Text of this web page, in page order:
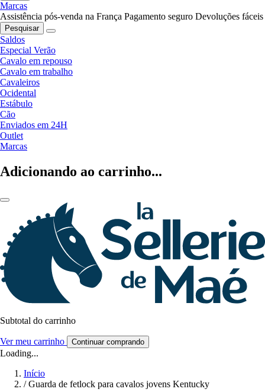
Marcas
Assistência pós-venda na França Pagamento seguro Devoluções fáceis
Pesquisar
Saldos
Especial Verão
Cavalo em repouso
Cavalo em trabalho
Cavaleiros
Ocidental
Estábulo
Cão
Enviados em 24H
Outlet
Marcas
Adicionando ao carrinho...
Subtotal do carrinho
Ver meu carrinho Continuar comprando
Loading...
Início
/ Guarda de fetlock para cavalos jovens Kentucky